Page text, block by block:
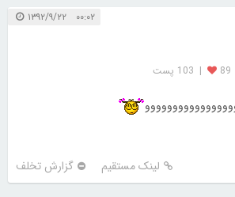
۰۰:۰۲ ۱۳۹۲/۹/۲۲
89
| 103 پست
لینک مستقیم گزارش تخلف